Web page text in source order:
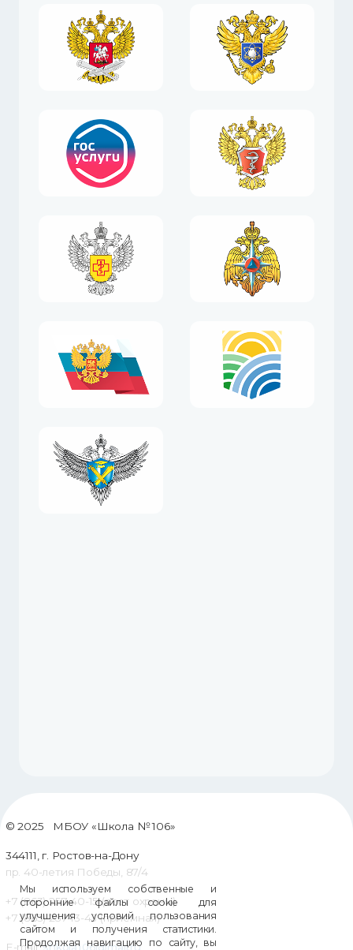
Мы используем собственные и
сторонние файлы cookie для
улучшения условий пользования
сайтом и получения статистики.
Продолжая навигацию по сайту, вы
© 2025 МБОУ «Школа № 106»
344111, г. Ростов-на-Дону
пр. 40-летия Победы, 87/4
+7 (863) 257-40-15 (пост охраны)
+7 (863) 257-13-43 (приемная)
E-mail:shkola106@mail.ru